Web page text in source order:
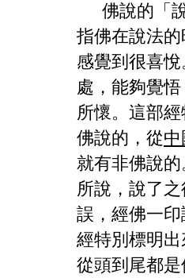
佛說的「
指佛在說法
感覺到很喜
處，能夠覺
所懷。這部
佛說的，從
就有非佛說
所說，說了
誤，經佛一
經特別標明
從頭到尾都